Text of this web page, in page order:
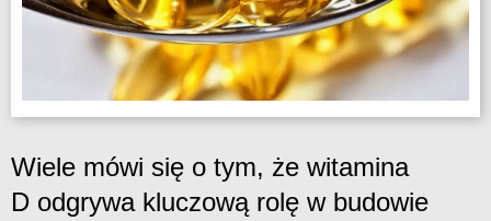
Wiele mówi się o tym, że witamina
D odgrywa kluczową rolę w budowie